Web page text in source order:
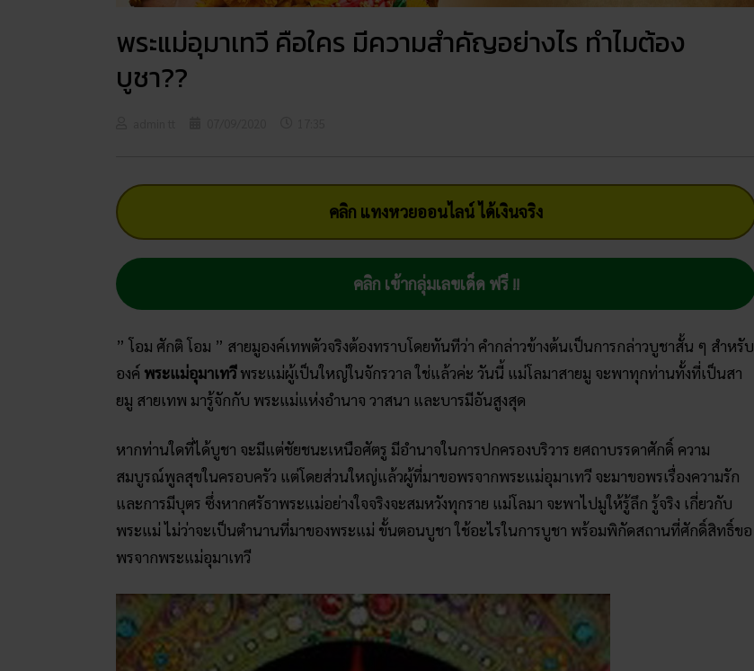
พระแม่อุมาเทวี คือใคร มีความสำคัญอย่างไร ทำไมต้อง
บูชา??
คลิก แทงหวยออนไลน์ ได้เงินจริง
คลิก เข้ากลุ่มเลขเด็ด ฟรี !!
” โอม ศักติ โอม ” สายมูองค์เทพตัวจริงต้องทราบโดยทันทีว่า คำกล่าวข้างต้นเป็นการกล่าวบูชาสั้น ๆ สำหรับ
องค์ พระแม่อุมาเทวีพระแม่ผู้เป็นใหญ่ในจักรวาล ใช่แล้วค่ะ วันนี้ แม่โลมาสายมู จะพาทุกท่านทั้งที่เป็นสา
ยมู สายเทพ มารู้จักกับ พระแม่แห่งอำนาจ วาสนา และบารมีอันสูงสุด
หากท่านใดที่ได้บูชา จะมีแต่ชัยชนะเหนือศัตรู มีอำนาจในการปกครองบริวาร ยศถาบรรดาศักดิ์ ความ
สมบูรณ์พูลสุขในครอบครัว แต่โดยส่วนใหญ่แล้วผู้ที่มาขอพรจากพระแม่อุมาเทวี จะมาขอพรเรื่องความรัก
และการมีบุตร ซึ่งหากศรัธาพระแม่อย่างใจจริงจะสมหวังทุกราย แม่โลมา จะพาไปมูให้รู้ลึก รู้จริง เกี่ยวกับ
พระแม่ ไม่ว่าจะเป็นตำนานที่มาของพระแม่ ขั้นตอนบูชา ใช้อะไรในการบูชา พร้อมพิกัดสถานที่ศักดิ์สิทธิ์ขอ
พรจากพระแม่อุมาเทวี